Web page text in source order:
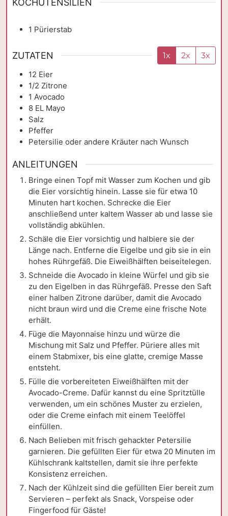
KOCHUTENSILIEN
1 Pürierstab
ZUTATEN 1x 2x
3x
12 Eier
1/2 Zitrone
1 Avocado
8 EL Mayo
Salz
Pfeffer
Petersilie oder andere Kräuter nach Wunsch
ANLEITUNGEN
Bringe einen Topf mit Wasser zum Kochen und gib
die Eier vorsichtig hinein. Lasse sie für etwa 10
Minuten hart kochen. Schrecke die Eier
anschließend unter kaltem Wasser ab und lasse sie
vollständig abkühlen.
Schäle die Eier vorsichtig und halbiere sie der
Länge nach. Entferne die Eigelbe und gib sie in ein
hohes Rührgefäß. Die Eiweißhälften beiseitelegen.
Schneide die Avocado in kleine Würfel und gib sie
zu den Eigelben in das Rührgefäß. Presse den Saft
einer halben Zitrone darüber, damit die Avocado
nicht braun wird und die Creme eine frische Note
erhält.
Füge die Mayonnaise hinzu und würze die
Mischung mit Salz und Pfeffer. Püriere alles mit
einem Stabmixer, bis eine glatte, cremige Masse
entsteht.
Fülle die vorbereiteten Eiweißhälften mit der
Avocado-Creme. Dafür kannst du eine Spritztülle
verwenden, um ein schönes Muster zu erzielen,
oder die Creme einfach mit einem Teelöffel
einfüllen.
Nach Belieben mit frisch gehackter Petersilie
garnieren. Die gefüllten Eier für etwa 20 Minuten im
Kühlschrank kaltstellen, damit sie ihre perfekte
Konsistenz erreichen.
Nach der Kühlzeit sind die gefüllten Eier bereit zum
Servieren – perfekt als Snack, Vorspeise oder
Fingerfood für Gäste!